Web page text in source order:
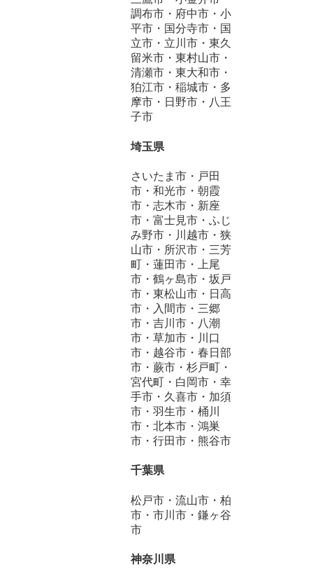
調布市・府中市・小
平市・国分寺市・国
立市・立川市・東久
留米市・東村山市・
清瀬市・東大和市・
狛江市・稲城市・多
摩市・日野市・八王
子市
埼玉県
さいたま市・戸田
市・和光市・朝霞
市・志木市・新座
市・富士見市・ふじ
み野市・川越市・狭
山市・所沢市・三芳
町・蓮田市・上尾
市・鶴ヶ島市・坂戸
市・東松山市・日高
市・入間市・三郷
市・吉川市・八潮
市・草加市・川口
市・越谷市・春日部
市・蕨市・杉戸町・
宮代町・白岡市・幸
手市・久喜市・加須
市・羽生市・桶川
市・北本市・鴻巣
市・行田市・熊谷市
千葉県
松戸市・流山市・柏
市・市川市・鎌ヶ谷
市
神奈川県